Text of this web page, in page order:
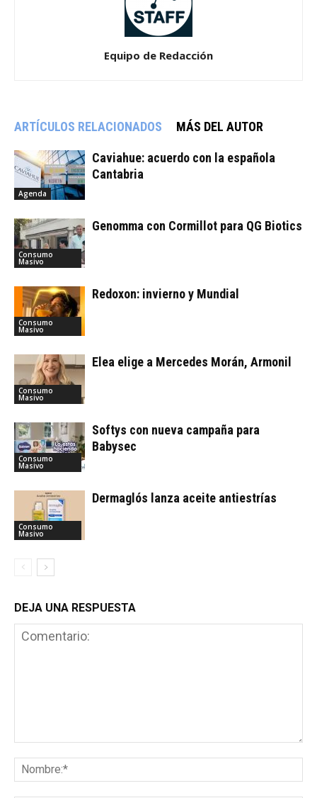
Equipo de Redacción
ARTÍCULOS RELACIONADOS MÁS DEL AUTOR
Agenda
Caviahue: acuerdo con la española
Cantabria
Consumo
Masivo
Genomma con Cormillot para QG Biotics
Consumo
Masivo
Redoxon: invierno y Mundial
Consumo
Masivo
Elea elige a Mercedes Morán, Armonil
Consumo
Masivo
Softys con nueva campaña para
Babysec
Consumo
Masivo
Dermaglós lanza aceite antiestrías
DEJA UNA RESPUESTA